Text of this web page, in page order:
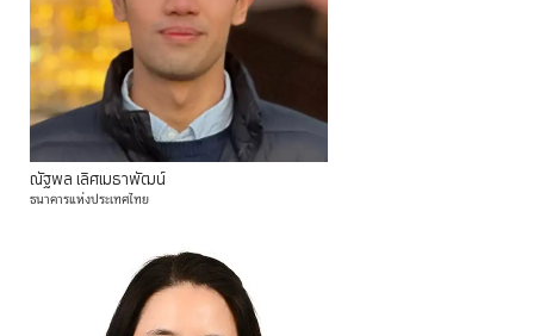
ณัฐพล เลิศเมธาพัฒน์
ธนาคารแห่งประเทศไทย